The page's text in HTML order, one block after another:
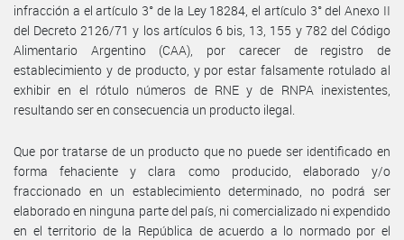
infracción a el artículo 3° de la Ley 18284, el artículo 3° del Anexo II
del Decreto 2126/71 y los artículos 6 bis, 13, 155 y 782 del Código
Alimentario Argentino (CAA), por carecer de registro de
establecimiento y de producto, y por estar falsamente rotulado al
exhibir en el rótulo números de RNE y de RNPA inexistentes,
resultando ser en consecuencia un producto ilegal.
Que por tratarse de un producto que no puede ser identificado en
forma fehaciente y clara como producido, elaborado y/o
fraccionado en un establecimiento determinado, no podrá ser
elaborado en ninguna parte del país, ni comercializado ni expendido
en el territorio de la República de acuerdo a lo normado por el